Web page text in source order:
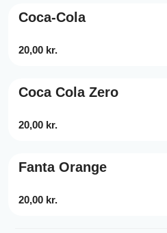
Coca-Cola
20,00 kr.
Coca Cola Zero
20,00 kr.
Fanta Orange
20,00 kr.